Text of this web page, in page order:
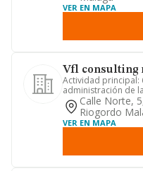
VER EN MAPA
Vfl consulting
Actividad principal:
administración de
inmobiliaria otras
Calle Norte,
Riogordo
VER EN MAPA